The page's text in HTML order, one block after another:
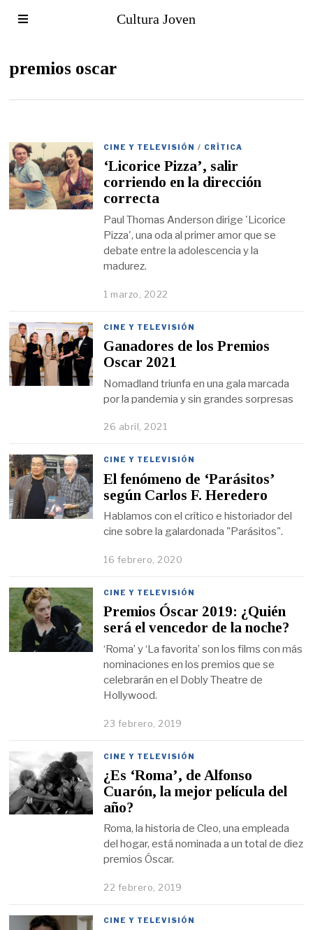
Cultura Joven
premios oscar
CINE Y TELEVISIÓN / CRÍTICA
‘Licorice Pizza’, salir
corriendo en la dirección
correcta
Paul Thomas Anderson dirige 'Licorice
Pizza', una oda al primer amor que se
debate entre la adolescencia y la
madurez.
1 marzo, 2022
CINE Y TELEVISIÓN
Ganadores de los Premios
Oscar 2021
Nomadland triunfa en una gala marcada
por la pandemia y sin grandes sorpresas
26 abril, 2021
CINE Y TELEVISIÓN
El fenómeno de ‘Parásitos’
según Carlos F. Heredero
Hablamos con el crítico e historiador del
cine sobre la galardonada "Parásitos".
16 febrero, 2020
CINE Y TELEVISIÓN
Premios Óscar 2019: ¿Quién
será el vencedor de la noche?
‘Roma’ y ‘La favorita’ son los films con más
nominaciones en los premios que se
celebrarán en el Dobly Theatre de
Hollywood.
23 febrero, 2019
CINE Y TELEVISIÓN
¿Es ‘Roma’, de Alfonso
Cuarón, la mejor película del
año?
Roma, la historia de Cleo, una empleada
del hogar, está nominada a un total de diez
premios Óscar.
22 febrero, 2019
CINE Y TELEVISIÓN